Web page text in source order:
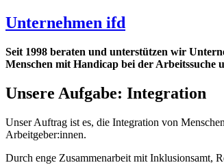
Unternehmen ifd
Seit 1998 beraten und unterstützen wir
Menschen mit Handicap bei der Arbeitssuche
Unsere Aufgabe: Integration
Unser Auftrag ist es, die Integration von
Arbeitgeber:innen.
Durch enge Zusammenarbeit mit Inklusionsamt,